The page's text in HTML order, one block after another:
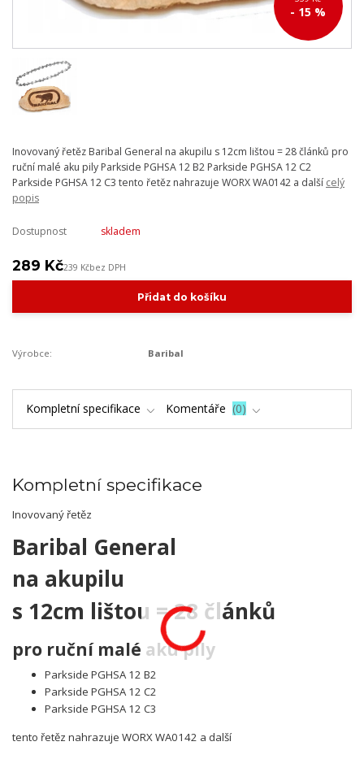
- 15 %
Inovovaný řetěz Baribal General na akupilu s 12cm lištou = 28 článků pro
ruční malé aku pily Parkside PGHSA 12 B2 Parkside PGHSA 12 C2
Parkside PGHSA 12 C3 tento řetěz nahrazuje WORX WA0142 a další celý
popis
Dostupnost skladem
289 Kč239 Kčbez DPH
Přidat do košíku
Výrobce: Baribal
Kompletní specifikace Komentáře 0
Kompletní specifikace
Inovovaný řetěz
Baribal General
na akupilu
s 12cm lištou = 28 článků
pro ruční malé aku pily
Parkside PGHSA 12 B2
Parkside PGHSA 12 C2
Parkside PGHSA 12 C3
tento řetěz nahrazuje WORX WA0142 a další